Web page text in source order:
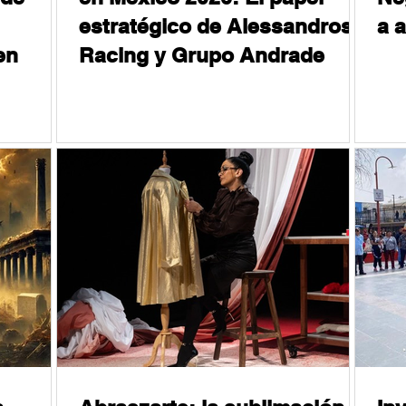
estratégico de Alessandros
Racing y Grupo Andrade
a